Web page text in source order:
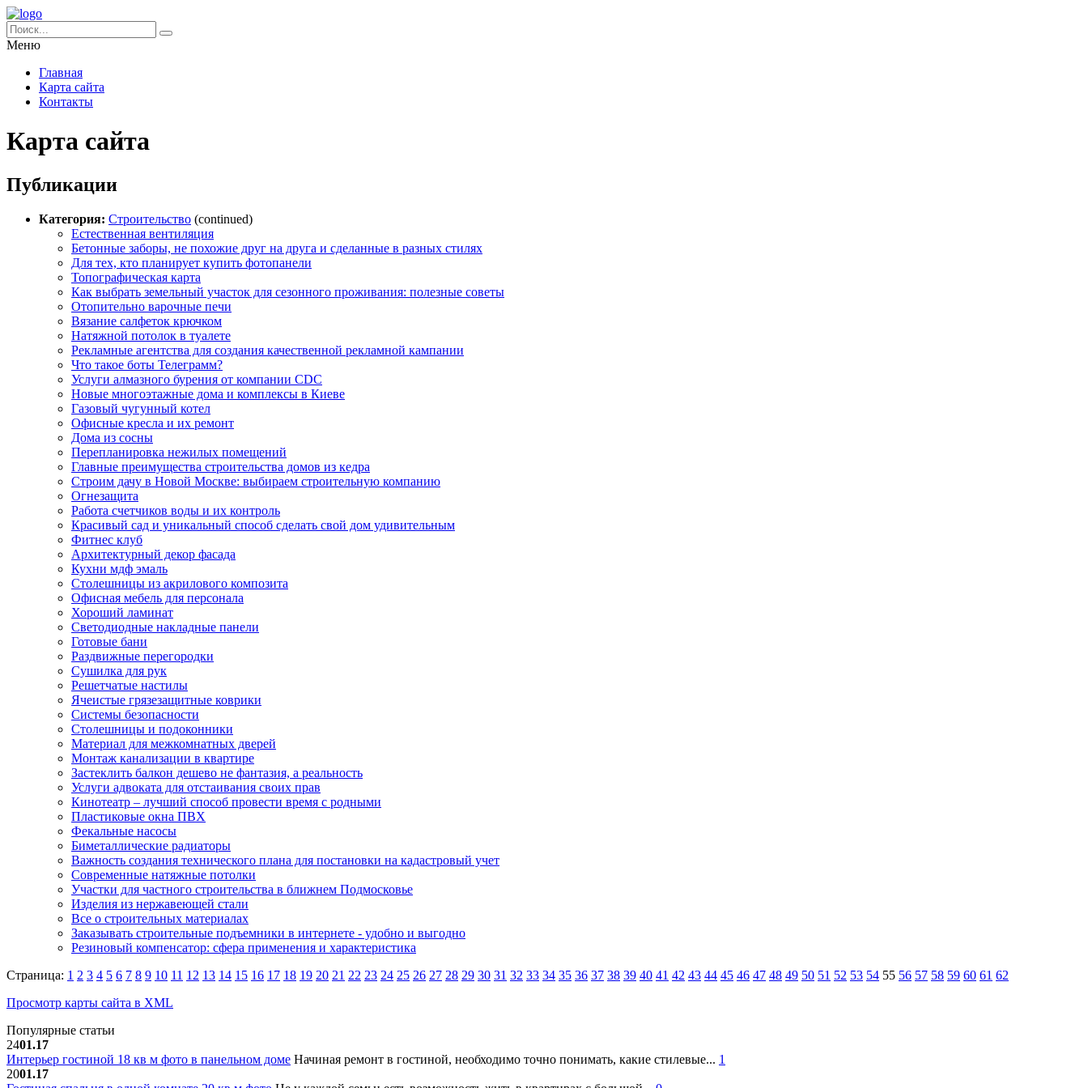
Меню
Главная
Карта сайта
Контакты
Карта сайта
Публикации
Категория: Строительство (continued)
Естественная вентиляция
Бетонные заборы, не похожие друг на друга и сделанные в разных стилях
Для тех, кто планирует купить фотопанели
Топографическая карта
Как выбрать земельный участок для сезонного проживания: полезные советы
Отопительно варочные печи
Вязание салфеток крючком
Натяжной потолок в туалете
Рекламные агентства для создания качественной рекламной кампании
Что такое боты Телеграмм?
Услуги алмазного бурения от компании CDC
Новые многоэтажные дома и комплексы в Киеве
Газовый чугунный котел
Офисные кресла и их ремонт
Дома из сосны
Перепланировка нежилых помещений
Главные преимущества строительства домов из кедра
Строим дачу в Новой Москве: выбираем строительную компанию
Огнезащита
Работа счетчиков воды и их контроль
Красивый сад и уникальный способ сделать свой дом удивительным
Фитнес клуб
Архитектурный декор фасада
Кухни мдф эмаль
Столешницы из акрилового композита
Офисная мебель для персонала
Хороший ламинат
Светодиодные накладные панели
Готовые бани
Раздвижные перегородки
Сушилка для рук
Решетчатые настилы
Ячеистые грязезащитные коврики
Системы безопасности
Столешницы и подоконники
Материал для межкомнатных дверей
Монтаж канализации в квартире
Застеклить балкон дешево не фантазия, а реальность
Услуги адвоката для отстаивания своих прав
Кинотеатр – лучший способ провести время с родными
Пластиковые окна ПВХ
Фекальные насосы
Биметаллические радиаторы
Важность создания технического плана для постановки на кадастровый учет
Современные натяжные потолки
Участки для частного строительства в ближнем Подмосковье
Изделия из нержавеющей стали
Все о строительных материалах
Заказывать строительные подъемники в интернете - удобно и выгодно
Резиновый компенсатор: сфера применения и характеристика
Страница: 1 2 3 4 5 6 7 8 9 10 11 12 13 14 15 16 17 18 19 20 21 22 23 24 25 26 27 28 29 30 31 32 33 34 35 36 37 38 39 40 41 42 43 44 45 46 47 48 49 50 51 52 53 54 55 56 57 58 59 60 61 62
Просмотр карты сайта в XML
Популярные статьи
2401.17
Интерьер гостиной 18 кв м фото в панельном доме Начиная ремонт в гостиной, необходимо точно понимать, какие стилевые... 1
2001.17